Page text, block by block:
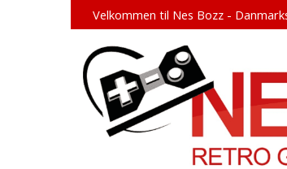
Velkommen til Nes Bozz -